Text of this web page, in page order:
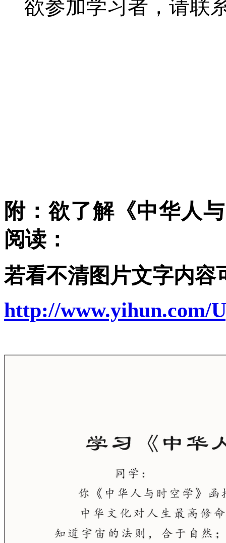
欲参加学习者，请联
附：欲了解《中华人
阅读：
若看不清图片文字内容
http://www.yihun.com/